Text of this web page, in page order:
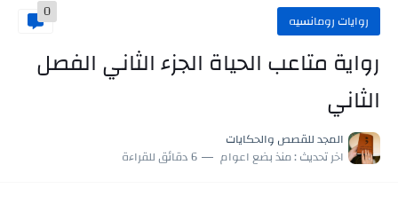
سر شراب ابني كامله
روايات رومانسيه 0
رواية متاعب الحياة الجزء الثاني الفصل
الثاني
المجد للقصص والحكايات
اخر تحديث :منذ بضع اعوام 6 دقائق للقراءة